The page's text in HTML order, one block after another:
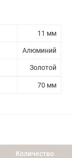
11 мм
Алюминий
Золотой
70 мм
Количество